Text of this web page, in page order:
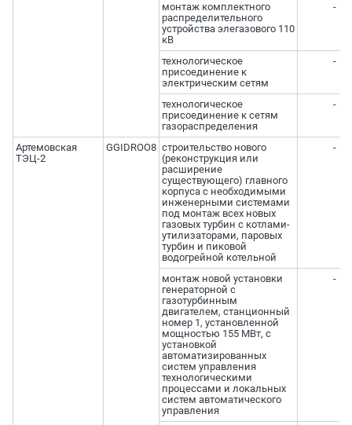
монтаж комплектного
распределительного
устройства элегазового 110
кВ
-
технологическое
присоединение к
электрическим сетям
-
технологическое
присоединение к сетям
газораспределения
-
Артемовская
ТЭЦ-2
GGIDROO8 строительство нового
(реконструкция или
расширение
существующего) главного
корпуса с необходимыми
инженерными системами
под монтаж всех новых
газовых турбин с котлами-
утилизаторами, паровых
турбин и пиковой
водогрейной котельной
-
монтаж новой установки
генераторной с
газотурбинным
двигателем, станционный
номер 1, установленной
мощностью 155 МВт, с
установкой
автоматизированных
систем управления
технологическими
процессами и локальных
систем автоматического
управления
-